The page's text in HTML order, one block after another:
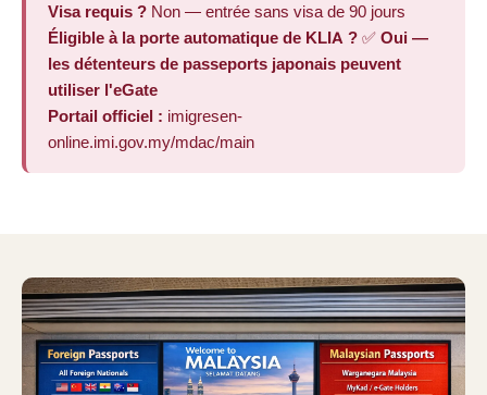
Visa requis ? Non — entrée sans visa de 90 jours
Éligible à la porte automatique de KLIA ? ✅ Oui —
les détenteurs de passeports japonais peuvent
utiliser l'eGate
Portail officiel : imigresen-
online.imi.gov.my/mdac/main